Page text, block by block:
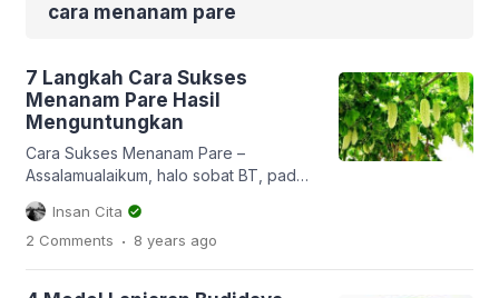
cara menanam pare
7 Langkah Cara Sukses
Menanam Pare Hasil
Menguntungkan
Cara Sukses Menanam Pare –
Assalamualaikum, halo sobat BT, pada
artikel kali ini saya akan share tentang
7 langkah sukses menanam pare hasil
menguntungkan. Pare/paria
Insan Cita
2 Comments . 8 years ago